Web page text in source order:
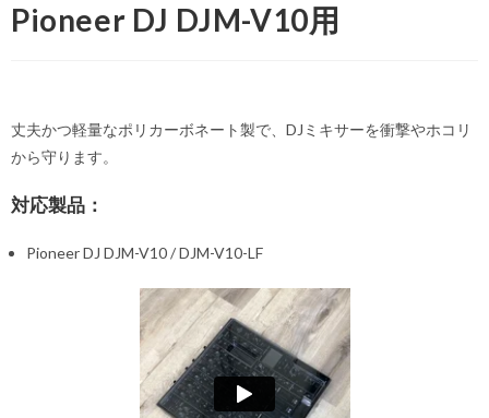
Pioneer DJ DJM-V10用
丈夫かつ軽量なポリカーボネート製で、DJミキサーを衝撃やホコリ
から守ります。
対応製品：
Pioneer DJ DJM-V10 / DJM-V10-LF